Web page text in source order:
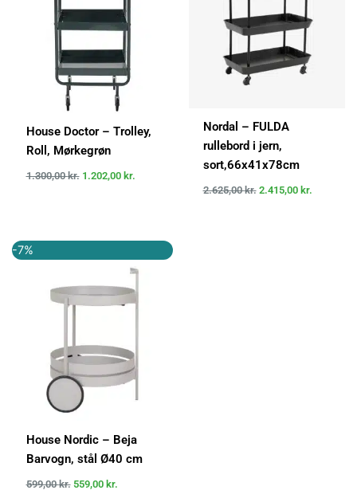
House Doctor – Trolley,
Roll, Mørkegrøn
1.300,00kr. 1.202,00 kr.
Nordal – FULDA
rullebord i jern,
sort,66x41x78cm
2.625,00kr. 2.415,00 kr.
-7%
House Nordic – Beja
Barvogn, stål Ø40 cm
599,00kr.
oprindelige
var:
559,00 kr.
aktuelle
pris
er:
559,00 kr..